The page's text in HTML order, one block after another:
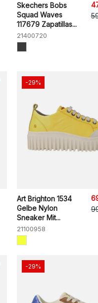
Skechers Bobs
Squad Waves
117679 Zapatillas...
21400720
Art Brighton 1534
Gelbe Nylon
Sneaker Mit...
21100958
-29%
-29%